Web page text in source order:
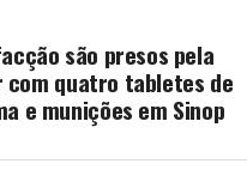
são presos pela
quatro tabletes de
e munições em Sinop